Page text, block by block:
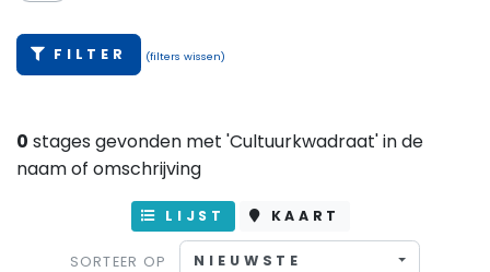
FILTER (filters wissen)
0 stages gevonden met 'Cultuurkwadraat' in de
naam of omschrijving
LIJST KAART
SORTEER OP NIEUWSTE